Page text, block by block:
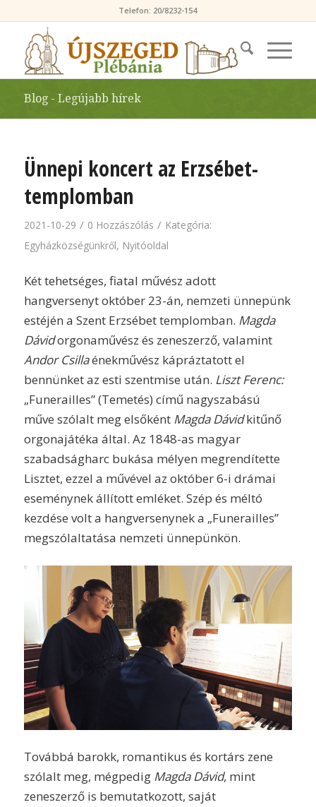
Telefon: 20/8232-154
Blog - Legújabb hírek
Ünnepi koncert az Erzsébet-
templomban
2021-10-29 / 0 Hozzászólás / Kategória:
Egyházközségünkről, Nyitóoldal
Két tehetséges, fiatal művész adott
hangversenyt október 23-án, nemzeti ünnepünk
estéjén a Szent Erzsébet templomban. Magda
Dávidorgonaművész és zeneszerző, valamint
Andor Csillaénekművész kápráztatott el
bennünket az esti szentmise után. Liszt Ferenc:
„Funerailles” (Temetés) című nagyszabású
műve szólalt meg elsőként Magda Dávidkitűnő
orgonajátéka által. Az 1848-as magyar
szabadságharc bukása mélyen megrendítette
Lisztet, ezzel a művével az október 6-i drámai
eseménynek állított emléket. Szép és méltó
kezdése volt a hangversenynek a „Funerailles”
megszólaltatása nemzeti ünnepünkön.
Továbbá barokk, romantikus és kortárs zene
szólalt meg, mégpedig Magda Dávid, mint
zeneszerző is bemutatkozott, saját